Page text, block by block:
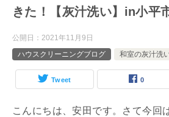
きた！【灰汁洗い】in小平
公開日： 2021年11月9日
ハウスクリーニングブログ
和室の灰汁洗
Tweet 0
こんにちは、安田です。さて今回